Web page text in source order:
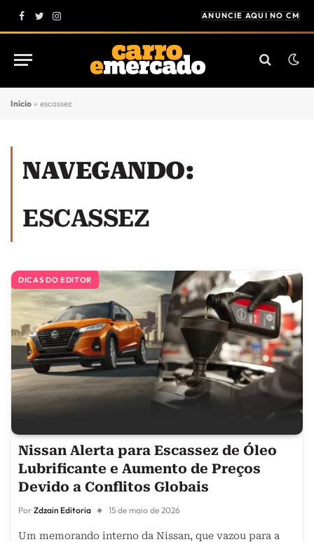
Facebook
Twitter
Instagram
ANUNCIE AQUI NO CM
Início » escassez
NAVEGANDO:
ESCASSEZ
DICAS DO EDITOR
Nissan Alerta para Escassez de Óleo
Lubrificante e Aumento de Preços
Devido a Conflitos Globais
Por Zdzain Editoria 15 de maio de 2026
Um memorando interno da Nissan, que vazou para a